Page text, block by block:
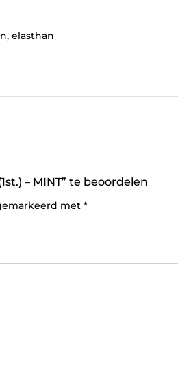
elasthan
– MINT” te beoordelen
met *